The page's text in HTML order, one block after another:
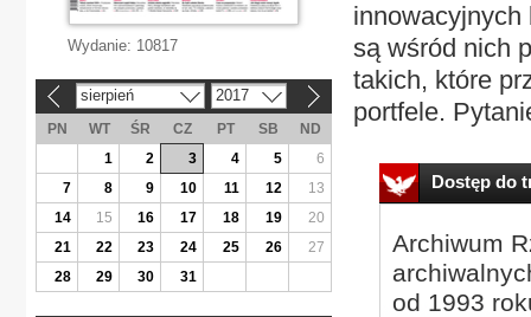
innowacyjnych
są wśród nich
takich, które
portfele.
Dostęp do
Archiwum
od 1993
Wydanie: 10817
sierpień 2017
PN WT ŚR CZ PT SB
ND
1
2 3 4 5
6
7
8 9 10 11 12
13
14
15 16 17 18 19
20
21
22 23 24 25 26
27
28
29 30 31